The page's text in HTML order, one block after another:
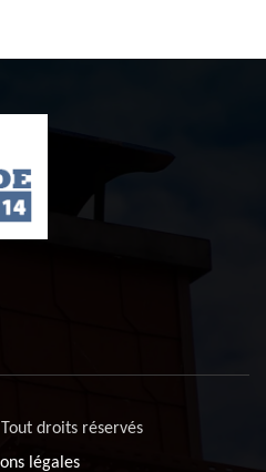
droits réservés
légales